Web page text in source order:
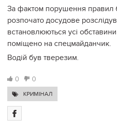
За фактом порушення правил
розпочато досудове
встановлюються усі
поміщено на спецмайданчик.
Водій був тверезим.
0 0
КРИМІНАЛ